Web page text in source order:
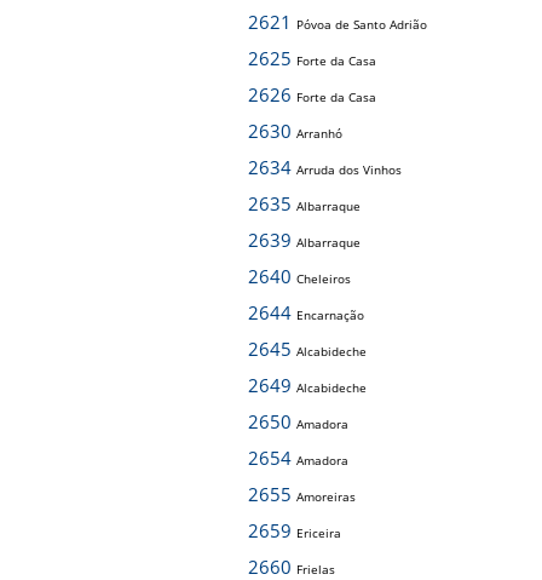
2621 Póvoa de Santo Adrião
2625 Forte da Casa
2626 Forte da Casa
2630 Arranhó
2634 Arruda dos Vinhos
2635 Albarraque
2639 Albarraque
2640 Cheleiros
2644 Encarnação
2645 Alcabideche
2649 Alcabideche
2650 Amadora
2654 Amadora
2655 Amoreiras
2659 Ericeira
2660 Frielas